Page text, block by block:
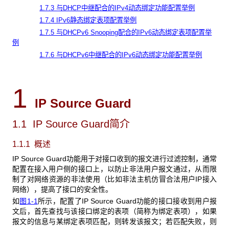
1.7.3 与DHCP中继配合的IPv4动态绑定功能配置举例
1.7.4 IPv6静态绑定表项配置举例
1.7.5 与DHCPv6 Snooping配合的IPv6动态绑定表项配置举
例
1.7.6 与DHCPv6中继配合的IPv6动态绑定功能配置举例
1 IP Source Guard
1.1 IP Source Guard简介
1.1.1 概述
IP Source Guard功能用于对接口收到的报文进行过滤控制，通常
配置在接入用户侧的接口上，以防止非法用户报文通过，从而限
制了对网络资源的非法使用（比如非法主机仿冒合法用户IP接入
网络），提高了接口的安全性。
如图1-1 所示，配置了IP Source Guard功能的接口接收到用户报
文后，首先查找与该接口绑定的表项（简称为绑定表项），如果
报文的信息与某绑定表项匹配，则转发该报文；若匹配失败，则